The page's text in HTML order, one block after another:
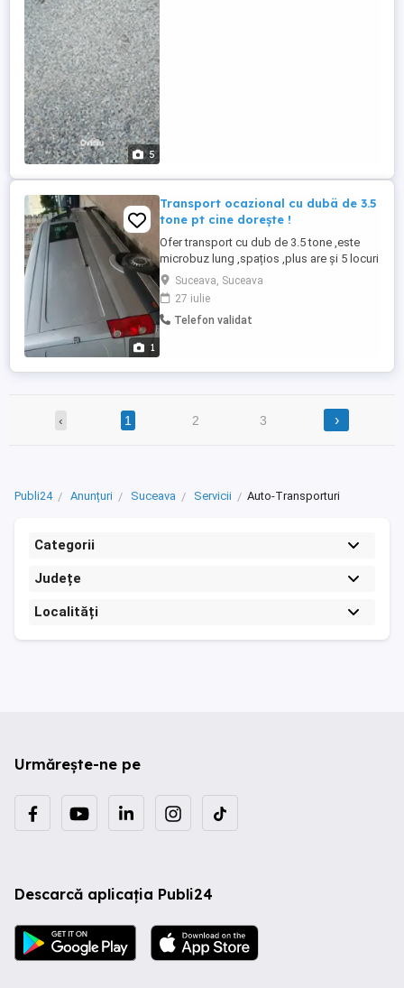
5
1
Transport ocazional cu dubä de 3.5
tone pt cine doreşte !
Ofer transport cu dub de 3.5 tone ,este
microbuz lung ,spațios ,plus are şi 5 locuri
pt persoane ,...!
Suceava, Suceava
27 iulie
Telefon validat
‹ 1 2 3 ›
Publi24 Anunțuri Suceava Servicii Auto-Transporturi
Categorii
Județe
Localități
Urmărește-ne pe
Descarcă aplicația Publi24